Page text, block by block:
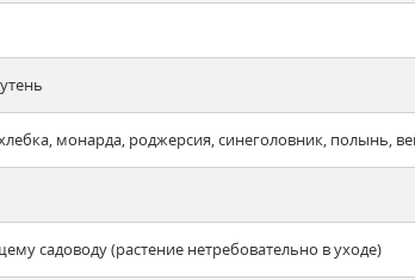
монарда, роджерсия, синеголовник, полынь,
садоводу (растение нетребовательно в уходе)